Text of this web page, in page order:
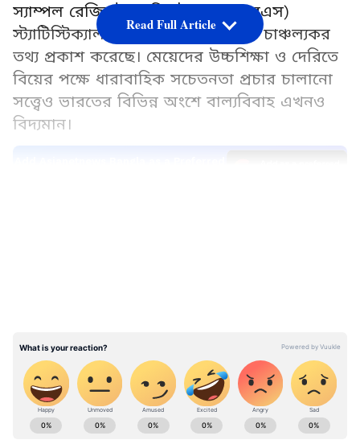
স্যাম্পল রেজিস্ট্রেশন সিস্টেম (এসআরএস)
স্ট্যাটিস্টিক্যাল রিপোর্ট ২০২৪-এর তথ্য চাঞ্চল্যকর
তথ্য প্রকাশ করেছে। মেয়েদের উচ্চশিক্ষা ও দেরিতে
বিয়ের পক্ষে ধারাবাহিক সচেতনতা প্রচার চালানো
সত্ত্বেও ভারতের বিভিন্ন অংশে বাল্যবিবাহ এখনও
বিদ্যমান।
দেশের অধিকাংশ মহিলা ২১ বছর বয়সের পরেই
বিবাহবন্ধনে আবদ্ধ হন। তবুও পূর্ব ও মধ্য ভারতের
বেশ কিছু নির্দিষ্ট অঞ্চলে বাল্যবিবাহের ধারা এখনও
অব্যাহত রয়েছে।
Read Full Article
West Bengal News (পশ্চিমবঙ্গের খবর): Read In